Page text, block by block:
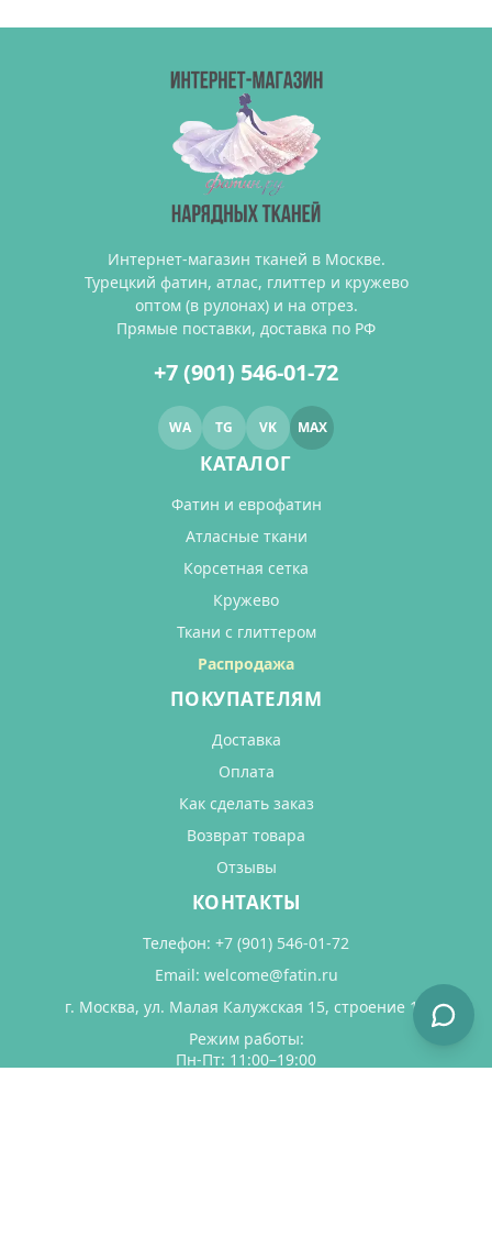
Интернет-магазин тканей в Москве.
Турецкий фатин, атлас, глиттер и кружево
оптом (в рулонах) и на отрез.
Прямые поставки, доставка по РФ
+7 (901) 546-01-72
WA TG VK MAX
КАТАЛОГ
Фатин и еврофатин
Атласные ткани
Корсетная сетка
Кружево
Ткани с глиттером
Распродажа
ПОКУПАТЕЛЯМ
Доставка
Оплата
Как сделать заказ
Возврат товара
Отзывы
КОНТАКТЫ
Телефон: +7 (901) 546-01-72
Email: welcome@fatin.ru
г. Москва, ул. Малая Калужская 15, строение 17
Режим работы:
Пн-Пт: 11:00–19:00